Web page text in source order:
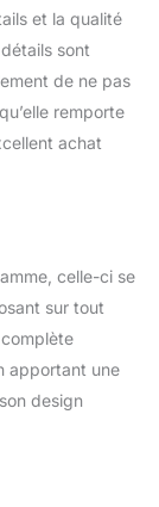
et la qualité
sont
de ne pas
remporte
achat
celle-ci se
sur tout
apportant une
design